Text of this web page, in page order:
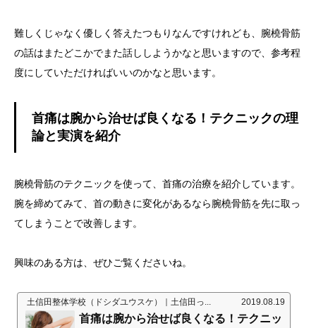
難しくじゃなく優しく答えたつもりなんですけれども、腕橈骨筋
の話はまたどこかでまた話ししようかなと思いますので、参考程
度にしていただければいいのかなと思います。
首痛は腕から治せば良くなる！テクニックの理
論と実演を紹介
腕橈骨筋のテクニックを使って、首痛の治療を紹介しています。
腕を締めてみて、首の動きに変化があるなら腕橈骨筋を先に取っ
てしまうことで改善します。
興味のある方は、ぜひご覧くださいね。
土信田整体学校（ドシダユウスケ）｜土信田っ... 2019.08.19
首痛は腕から治せば良くなる！テクニッ